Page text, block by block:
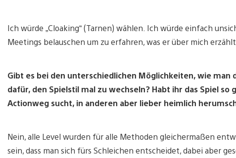
Ich würde „Cloaking“ (Tarnen) wählen. Ich würde einfach
Meetings belauschen um zu erfahren, was er über mich erzählt.
Gibt es bei den unterschiedlichen Möglichkeiten, wie
dafür, den Spielstil mal zu wechseln? Habt ihr das Spiel
Actionweg sucht, in anderen aber lieber heimlich
Nein, alle Level wurden für alle Methoden gleichermaßen
sein, dass man sich fürs Schleichen entscheidet, dabei aber